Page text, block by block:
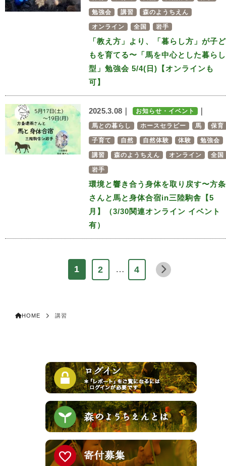
勉強会 講習 森のようちえん
オンライン 全国 岩手
「教え方」より、「暮らし方」が子ど
もを育てる〜「馬を中心とした暮らし
型」勉強会 5/4(日)【オンラインも
可】
2025.3.08｜ お知らせ・イベント
馬との暮らし ホースセラピー 馬 保育
子育て 自然 自然体験 体験 勉強会
講習 森のようちえん オンライン 全国
岩手
環境と響き合う身体を取り戻す〜方条
さんと馬と身体合宿in三陸駒舎【5
月】（3/30関連オンライン イベント
有）
1 2 … 4
HOME 講習